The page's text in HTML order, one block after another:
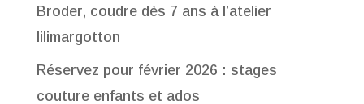
Broder, coudre dès 7 ans à l’atelier
lilimargotton
Réservez pour février 2026 : stages
couture enfants et ados